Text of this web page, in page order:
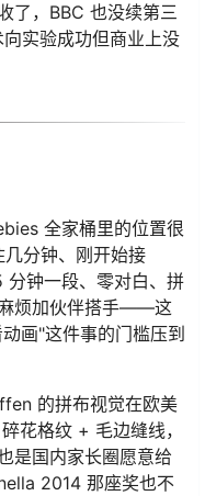
了，BBC 也没续第三
实验成功但商业上没
全家桶里的位置很
分钟、刚开始接
分钟一段、零对白、拼
烦加伙伴搭手——这
画"这件事的门槛压到
的拼布视觉在欧美
花格纹 + 毛边缝线，
是国内家长圈愿意给
2014 那座奖也不